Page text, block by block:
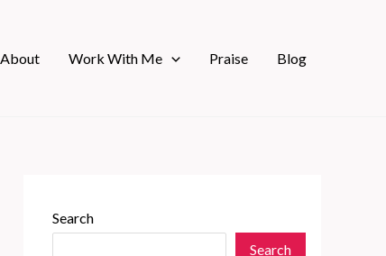
About Work With Me Praise Blog
Search
Search